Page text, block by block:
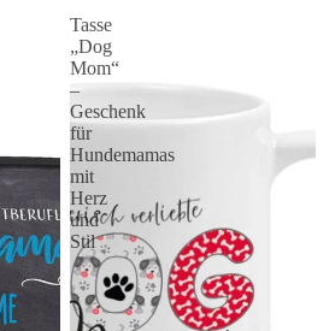
Tasse
„Dog
Mom“
–
Geschenk
für
Hundemamas
mit
Herz
und
Stil